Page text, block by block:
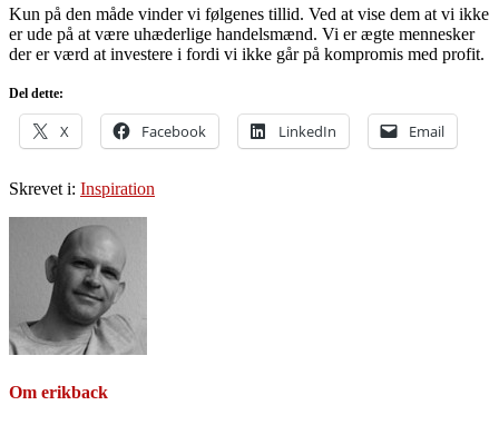
Kun på den måde vinder vi følgenes tillid. Ved at vise dem at vi ikke
er ude på at være uhæderlige handelsmænd. Vi er ægte mennesker
der er værd at investere i fordi vi ikke går på kompromis med profit.
Del dette:
X Facebook LinkedIn Email
Skrevet i: Inspiration
Om erikback